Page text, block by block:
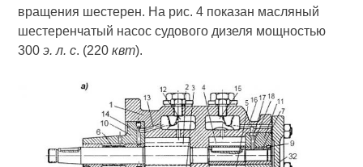
вращения шестерен. На рис. 4 показан масляный
шестеренчатый насос судового дизеля мощностью
300э. л. с. (220квт).